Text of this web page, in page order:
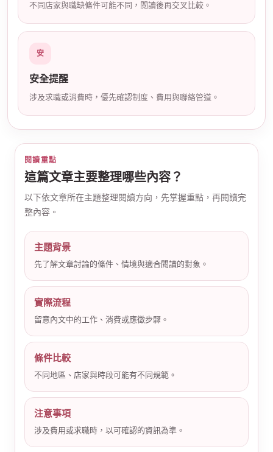
紀
不同店家與職缺條件可能不同，閱讀後再交叉比較。
安
安全提醒
涉及求職或消費時，優先確認制度、費用與聯絡管道。
閱讀重點
這篇文章主要整理哪些內容？
以下依文章所在主題整理閱讀方向，先掌握重點，再閱讀完
整內容。
主題背景
先了解文章討論的條件、情境與適合閱讀的對象。
實際流程
留意內文中的工作、消費或應徵步驟。
條件比較
不同地區、店家與時段可能有不同規範。
注意事項
涉及費用或求職時，以可確認的資訊為準。